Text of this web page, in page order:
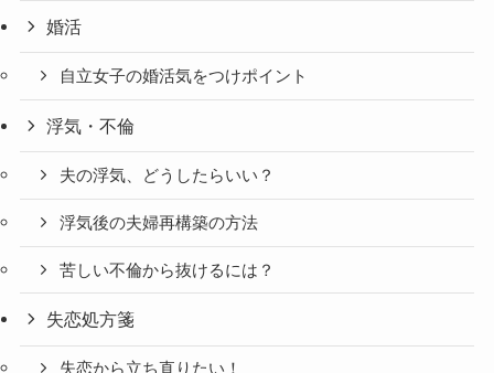
婚活
自立女子の婚活気をつけポイント
浮気・不倫
夫の浮気、どうしたらいい？
浮気後の夫婦再構築の方法
苦しい不倫から抜けるには？
失恋処方箋
失恋から立ち直りたい！